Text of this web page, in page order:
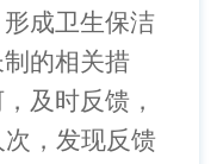
成卫生保洁
的相关措
及时反馈，
次，发现反馈